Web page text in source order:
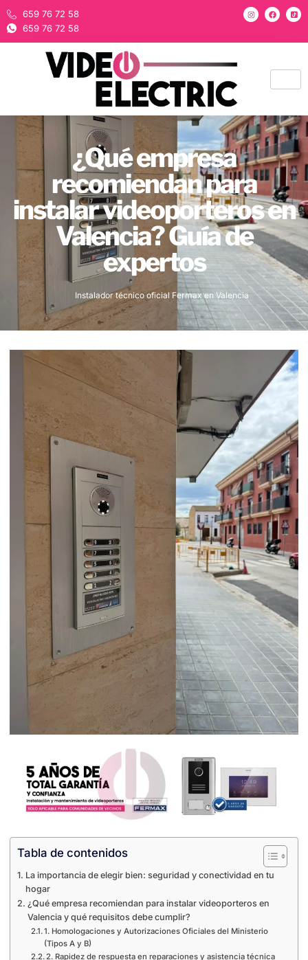
659 76 72 58
659 76 72 58
¿Qué empresa
recomiendan para
instalar videoporteros en
Valencia? Guía de
expertos
Instalador técnico oficial Fermax en Valencia
Tabla de contenidos
La importancia de elegir bien: seguridad y conectividad en tu
hogar
¿Qué empresa recomiendan para instalar videoporteros en
Valencia y qué requisitos debe cumplir?
1. Homologaciones y Autorizaciones Oficiales del Ministerio
(Tipos A y B)
2. Rapidez de respuesta en reparaciones y asistencia técnica